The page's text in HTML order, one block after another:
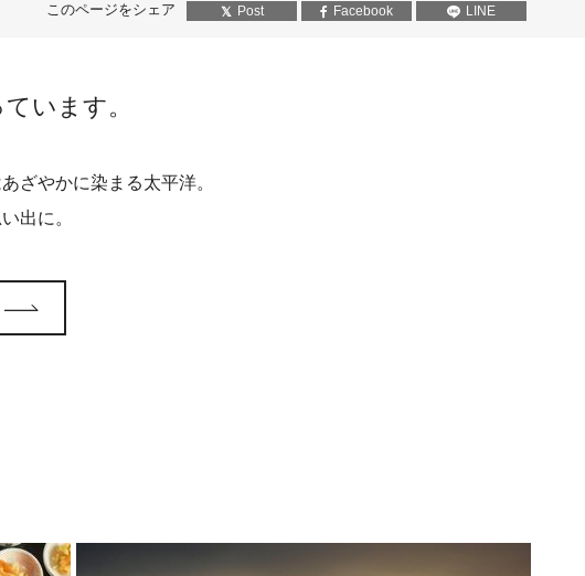
このページをシェア Post Facebook LINE
います。
ざやかに染まる太平洋。
出に。